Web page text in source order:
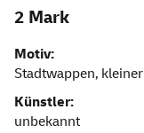
2 Mark
Motiv:
Stadtwappen,
Künstler:
unbekannt